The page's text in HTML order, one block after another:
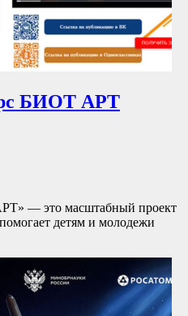
БИОТ АРТ
— это масштабный проект
детям и молодежи